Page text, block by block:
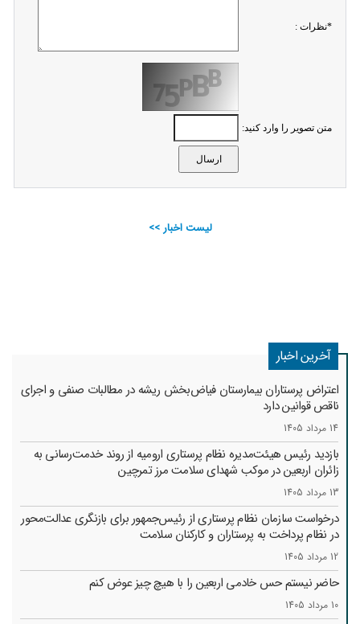
*نظرات :
متن تصویر را وارد کنید:
لیست اخبار >>
آخرین اخبار
اعتراض پرستاران بیمارستان فیاض‌بخش ریشه در مطالبات صنفی و اجرای
ناقص قوانین دارد
14 مرداد 1405
بازدید رئیس هیئت‌مدیره نظام پرستاری ارومیه از روند خدمت‌رسانی به
زائران اربعین در موکب شهدای سلامت مرز تمرچین
13 مرداد 1405
درخواست سازمان نظام پرستاری از رئیس‌جمهور برای بازنگری عدالت‌محور
در نظام پرداخت به پرستاران و کارکنان سلامت
12 مرداد 1405
حاضر نیستم حس خادمی اربعین را با هیچ چیز عوض کنم
10 مرداد 1405